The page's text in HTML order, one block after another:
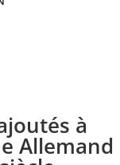
à
Allemand